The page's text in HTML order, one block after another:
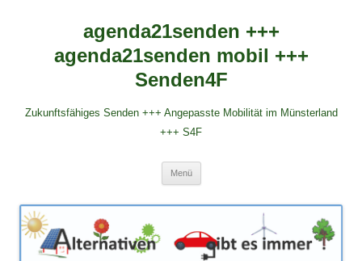
agenda21senden +++
agenda21senden mobil +++
Senden4F
Zukunftsfähiges Senden +++ Angepasste Mobilität im Münsterland
+++ S4F
Menü